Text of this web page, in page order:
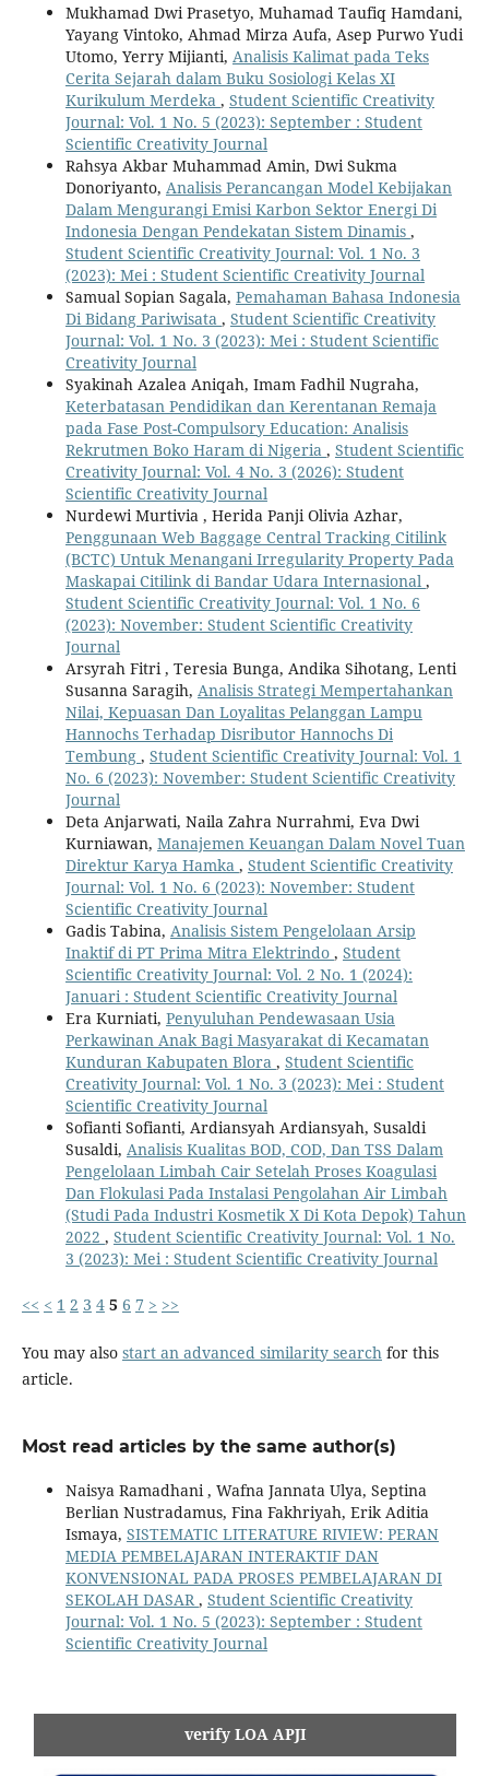
Mukhamad Dwi Prasetyo, Muhamad Taufiq Hamdani,
Yayang Vintoko, Ahmad Mirza Aufa, Asep Purwo Yudi
Utomo, Yerry Mijianti, Analisis Kalimat pada Teks
Cerita Sejarah dalam Buku Sosiologi Kelas XI
Kurikulum Merdeka , Student Scientific Creativity
Journal: Vol. 1 No. 5 (2023): September : Student
Scientific Creativity Journal
Rahsya Akbar Muhammad Amin, Dwi Sukma
Donoriyanto, Analisis Perancangan Model Kebijakan
Dalam Mengurangi Emisi Karbon Sektor Energi Di
Indonesia Dengan Pendekatan Sistem Dinamis ,
Student Scientific Creativity Journal: Vol. 1 No. 3
(2023): Mei : Student Scientific Creativity Journal
Samual Sopian Sagala, Pemahaman Bahasa Indonesia
Di Bidang Pariwisata , Student Scientific Creativity
Journal: Vol. 1 No. 3 (2023): Mei : Student Scientific
Creativity Journal
Syakinah Azalea Aniqah, Imam Fadhil Nugraha,
Keterbatasan Pendidikan dan Kerentanan Remaja
pada Fase Post-Compulsory Education: Analisis
Rekrutmen Boko Haram di Nigeria , Student Scientific
Creativity Journal: Vol. 4 No. 3 (2026): Student
Scientific Creativity Journal
Nurdewi Murtivia , Herida Panji Olivia Azhar,
Penggunaan Web Baggage Central Tracking Citilink
(BCTC) Untuk Menangani Irregularity Property Pada
Maskapai Citilink di Bandar Udara Internasional ,
Student Scientific Creativity Journal: Vol. 1 No. 6
(2023): November: Student Scientific Creativity
Journal
Arsyrah Fitri , Teresia Bunga, Andika Sihotang, Lenti
Susanna Saragih, Analisis Strategi Mempertahankan
Nilai, Kepuasan Dan Loyalitas Pelanggan Lampu
Hannochs Terhadap Disributor Hannochs Di
Tembung , Student Scientific Creativity Journal: Vol. 1
No. 6 (2023): November: Student Scientific Creativity
Journal
Deta Anjarwati, Naila Zahra Nurrahmi, Eva Dwi
Kurniawan, Manajemen Keuangan Dalam Novel Tuan
Direktur Karya Hamka , Student Scientific Creativity
Journal: Vol. 1 No. 6 (2023): November: Student
Scientific Creativity Journal
Gadis Tabina, Analisis Sistem Pengelolaan Arsip
Inaktif di PT Prima Mitra Elektrindo , Student
Scientific Creativity Journal: Vol. 2 No. 1 (2024):
Januari : Student Scientific Creativity Journal
Era Kurniati, Penyuluhan Pendewasaan Usia
Perkawinan Anak Bagi Masyarakat di Kecamatan
Kunduran Kabupaten Blora , Student Scientific
Creativity Journal: Vol. 1 No. 3 (2023): Mei : Student
Scientific Creativity Journal
Sofianti Sofianti, Ardiansyah Ardiansyah, Susaldi
Susaldi, Analisis Kualitas BOD, COD, Dan TSS Dalam
Pengelolaan Limbah Cair Setelah Proses Koagulasi
Dan Flokulasi Pada Instalasi Pengolahan Air Limbah
(Studi Pada Industri Kosmetik X Di Kota Depok) Tahun
2022 , Student Scientific Creativity Journal: Vol. 1 No.
3 (2023): Mei : Student Scientific Creativity Journal
<< < 1 2 3 4 5 6 7 > >>
You may also start an advanced similarity search for this
article.
Most read articles by the same author(s)
Naisya Ramadhani , Wafna Jannata Ulya, Septina
Berlian Nustradamus, Fina Fakhriyah, Erik Aditia
Ismaya, SISTEMATIC LITERATURE RIVIEW: PERAN
MEDIA PEMBELAJARAN INTERAKTIF DAN
KONVENSIONAL PADA PROSES PEMBELAJARAN DI
SEKOLAH DASAR , Student Scientific Creativity
Journal: Vol. 1 No. 5 (2023): September : Student
Scientific Creativity Journal
verify LOA APJI